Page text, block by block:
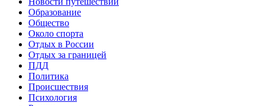
Образование
Общество
Около спорта
Отдых в России
Отдых за границей
ПДД
Политика
Происшествия
Психология